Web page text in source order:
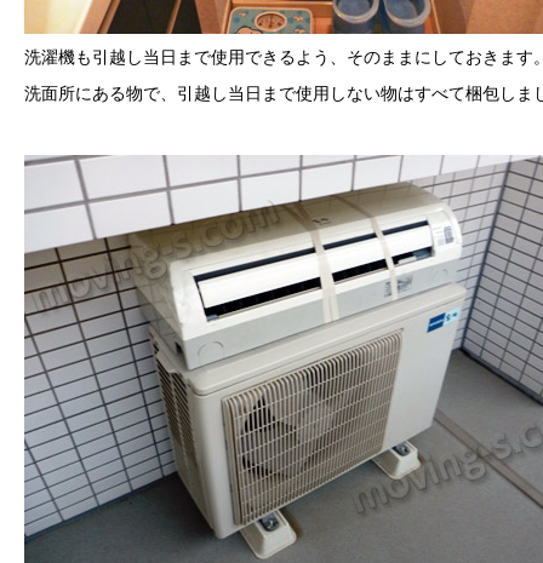
洗濯機も引越し当日まで使用できるよう、そのままにしておきます
洗面所にある物で、引越し当日まで使用しない物はすべて梱包しま